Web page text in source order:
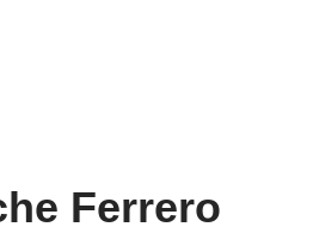
Ferrero